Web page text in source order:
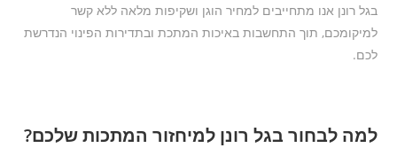
בגל רונן אנו מתחייבים למחיר הוגן ושקיפות מלאה ללא קשר
למיקומכם, תוך התחשבות באיכות המתכת ובתדירות הפינוי הנדרשת
לכם.
למה לבחור בגל רונן למיחזור המתכות שלכם?